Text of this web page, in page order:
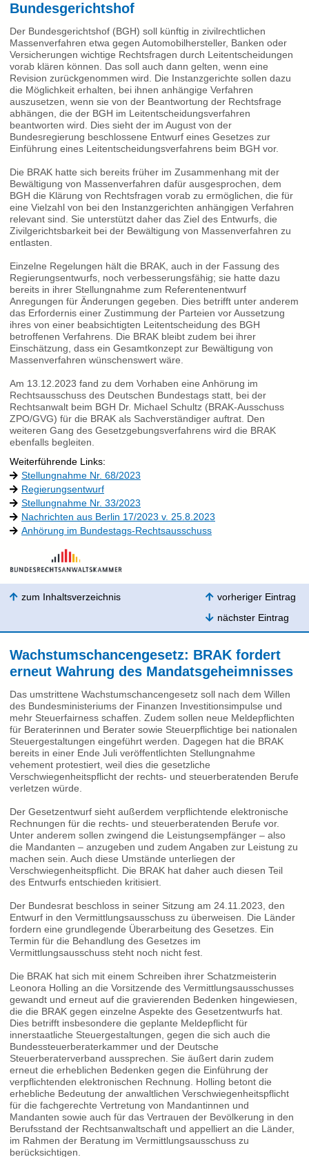
Bundesgerichtshof
Der Bundesgerichtshof (BGH) soll künftig in zivilrechtlichen
Massenverfahren etwa gegen Automobilhersteller, Banken oder
Versicherungen wichtige Rechtsfragen durch Leitentscheidungen
vorab klären können. Das soll auch dann gelten, wenn eine
Revision zurückgenommen wird. Die Instanzgerichte sollen dazu
die Möglichkeit erhalten, bei ihnen anhängige Verfahren
auszusetzen, wenn sie von der Beantwortung der Rechtsfrage
abhängen, die der BGH im Leitentscheidungsverfahren
beantworten wird. Dies sieht der im August von der
Bundesregierung beschlossene Entwurf eines Gesetzes zur
Einführung eines Leitentscheidungsverfahrens beim BGH vor.
Die BRAK hatte sich bereits früher im Zusammenhang mit der
Bewältigung von Massenverfahren dafür ausgesprochen, dem
BGH die Klärung von Rechtsfragen vorab zu ermöglichen, die für
eine Vielzahl von bei den Instanzgerichten anhängigen Verfahren
relevant sind. Sie unterstützt daher das Ziel des Entwurfs, die
Zivilgerichtsbarkeit bei der Bewältigung von Massenverfahren zu
entlasten.
Einzelne Regelungen hält die BRAK, auch in der Fassung des
Regierungsentwurfs, noch verbesserungsfähig; sie hatte dazu
bereits in ihrer Stellungnahme zum Referentenentwurf
Anregungen für Änderungen gegeben. Dies betrifft unter anderem
das Erfordernis einer Zustimmung der Parteien vor Aussetzung
ihres von einer beabsichtigten Leitentscheidung des BGH
betroffenen Verfahrens. Die BRAK bleibt zudem bei ihrer
Einschätzung, dass ein Gesamtkonzept zur Bewältigung von
Massenverfahren wünschenswert wäre.
Am 13.12.2023 fand zu dem Vorhaben eine Anhörung im
Rechtsausschuss des Deutschen Bundestags statt, bei der
Rechtsanwalt beim BGH Dr. Michael Schultz (BRAK-Ausschuss
ZPO/GVG) für die BRAK als Sachverständiger auftrat. Den
weiteren Gang des Gesetzgebungsverfahrens wird die BRAK
ebenfalls begleiten.
Weiterführende Links:
Stellungnahme Nr. 68/2023
Regierungsentwurf
Stellungnahme Nr. 33/2023
Nachrichten aus Berlin 17/2023 v. 25.8.2023
Anhörung im Bundestags-Rechtsausschuss
zum Inhaltsverzeichnis
vorheriger Eintrag
nächster Eintrag
Wachstumschancengesetz: BRAK fordert
erneut Wahrung des Mandatsgeheimnisses
Das umstrittene Wachstumschancengesetz soll nach dem Willen
des Bundesministeriums der Finanzen Investitionsimpulse und
mehr Steuerfairness schaffen. Zudem sollen neue Meldepflichten
für Beraterinnen und Berater sowie Steuerpflichtige bei nationalen
Steuergestaltungen eingeführt werden. Dagegen hat die BRAK
bereits in einer Ende Juli veröffentlichten Stellungnahme
vehement protestiert, weil dies die gesetzliche
Verschwiegenheitspflicht der rechts- und steuerberatenden Berufe
verletzen würde.
Der Gesetzentwurf sieht außerdem verpflichtende elektronische
Rechnungen für die rechts- und steuerberatenden Berufe vor.
Unter anderem sollen zwingend die Leistungsempfänger – also
die Mandanten – anzugeben und zudem Angaben zur Leistung zu
machen sein. Auch diese Umstände unterliegen der
Verschwiegenheitspflicht. Die BRAK hat daher auch diesen Teil
des Entwurfs entschieden kritisiert.
Der Bundesrat beschloss in seiner Sitzung am 24.11.2023, den
Entwurf in den Vermittlungsausschuss zu überweisen. Die Länder
fordern eine grundlegende Überarbeitung des Gesetzes. Ein
Termin für die Behandlung des Gesetzes im
Vermittlungsausschuss steht noch nicht fest.
Die BRAK hat sich mit einem Schreiben ihrer Schatzmeisterin
Leonora Holling an die Vorsitzende des Vermittlungsausschusses
gewandt und erneut auf die gravierenden Bedenken hingewiesen,
die die BRAK gegen einzelne Aspekte des Gesetzentwurfs hat.
Dies betrifft insbesondere die geplante Meldepflicht für
innerstaatliche Steuergestaltungen, gegen die sich auch die
Bundessteuerberaterkammer und der Deutsche
Steuerberaterverband aussprechen. Sie äußert darin zudem
erneut die erheblichen Bedenken gegen die Einführung der
verpflichtenden elektronischen Rechnung. Holling betont die
erhebliche Bedeutung der anwaltlichen Verschwiegenheitspflicht
für die fachgerechte Vertretung von Mandantinnen und
Mandanten sowie auch für das Vertrauen der Bevölkerung in den
Berufsstand der Rechtsanwaltschaft und appelliert an die Länder,
im Rahmen der Beratung im Vermittlungsausschuss zu
berücksichtigen.